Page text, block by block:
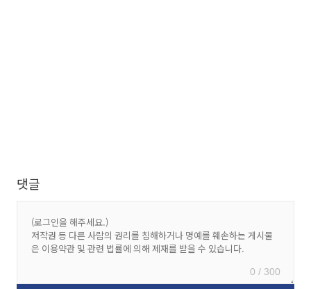
댓글
0 / 300